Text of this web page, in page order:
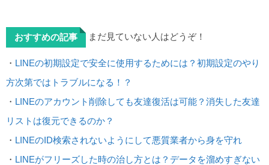
おすすめの記事 まだ見ていない人はどうぞ！
・ LINEの初期設定で安全に使用するためには？初期設定のやり
方次第ではトラブルになる！？
・ LINEのアカウント削除しても友達復活は可能？消失した友達
リストは復元できるのか？
・ LINEのID検索されないようにして悪質業者から身を守れ
・ LINEがフリーズした時の治し方とは？データを溜めすぎない